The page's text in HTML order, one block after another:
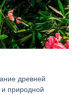
древней
и природной